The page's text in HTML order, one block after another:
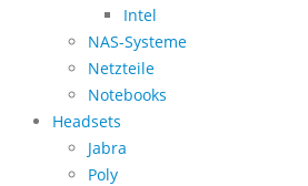
Intel
NAS-Systeme
Netzteile
Notebooks
Headsets
Jabra
Poly